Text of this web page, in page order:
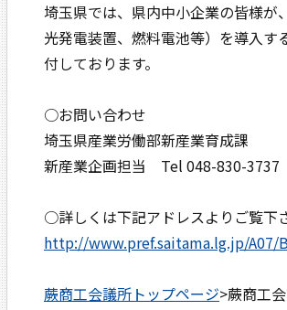
埼玉県では、県内中小企業の皆様
光発電装置、燃料電池等）を導入
付しております。
○お問い合わせ
埼玉県産業労働部新産業育成課
新産業企画担当 Tel 048-830-3737
○詳しくは下記アドレスよりご覧下
http://www.pref.saitama.lg.jp/A07/
蕨商工会議所トップページ>蕨商工